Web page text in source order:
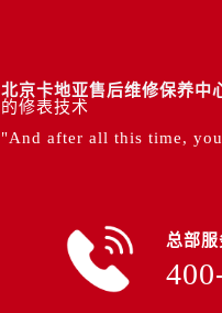
北京卡地亚售后维修保养中
的修表技术
"And after all this time,
总部